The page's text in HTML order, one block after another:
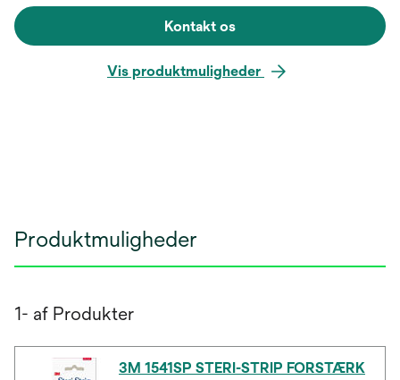
Kontakt os
Vis produktmuligheder
Produktmuligheder
1- af Produkter
3M 1541SP STERI-STRIP FORSTÆRK